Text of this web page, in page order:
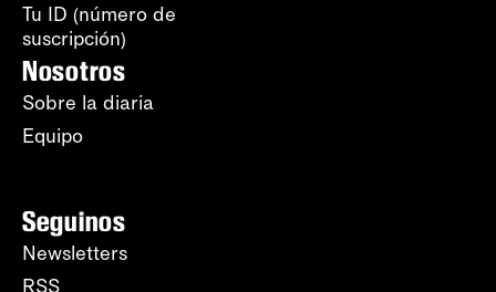
Tu ID (número de
suscripción)
Nosotros
Sobre la diaria
Equipo
Seguinos
Newsletters
RSS